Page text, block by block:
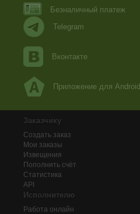
Безналичный платеж
Telegram
Вконтакте
Приложение для Android
Заказчику
Создать заказ
Мои заказы
Извещения
Пополнить счёт
Статистика
API
Исполнителю
Работа онлайн